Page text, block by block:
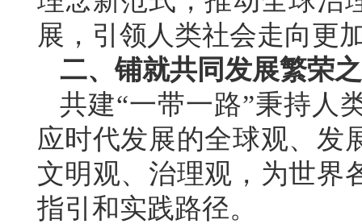
展，引领人类社会走向更
二、铺就共同发展繁荣
共建“一带一路”秉持人
应时代发展的全球观、发
文明观、治理观，为世界
指引和实践路径。